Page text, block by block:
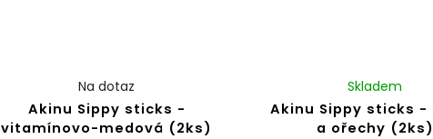
Akinu Sippy sticks -
vitamínovo-medová (2ks)
Na dotaz
Akinu Sippy sticks -
a ořechy (2ks)
Skladem